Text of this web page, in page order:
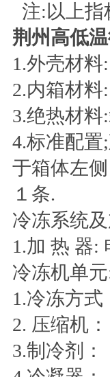
注:以上指
荆州高低
1.外壳材料
2.内箱材
3.绝热材
4.标准配置
于箱体左
１条.
冷冻系统
1.加 热 器:
冷冻机单
1.冷冻方
2. 压缩机
3.制冷剂